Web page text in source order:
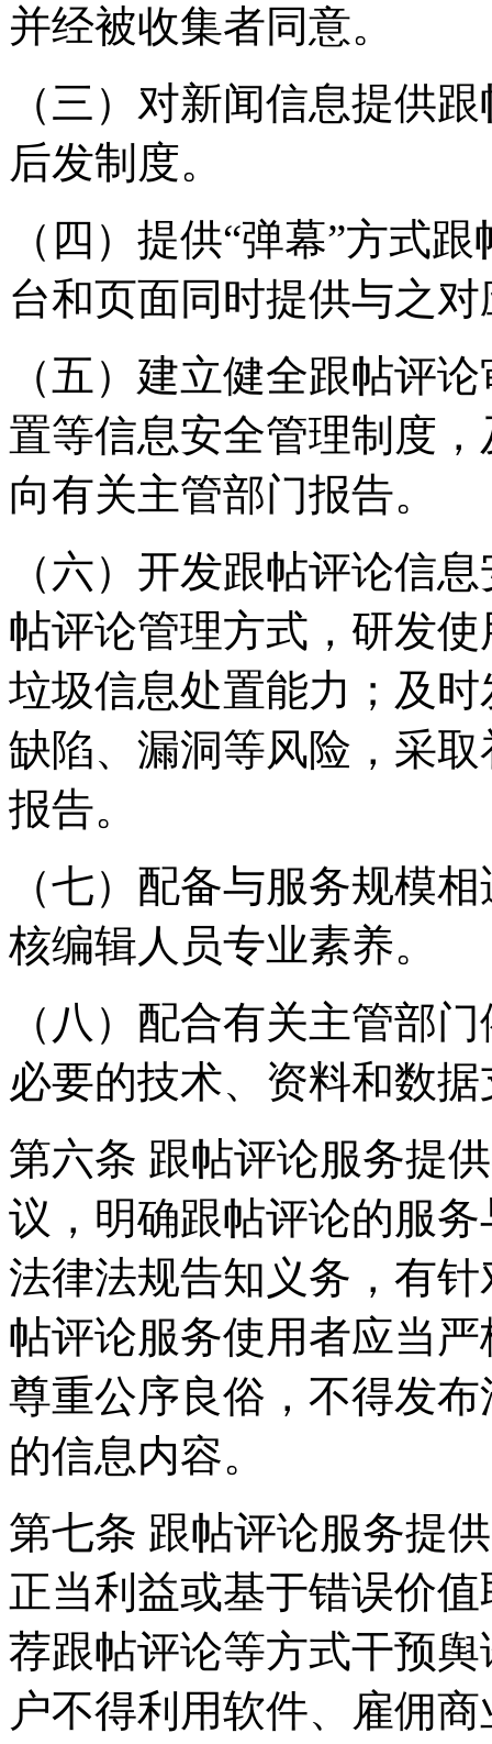
并经被收集者同意。
（三）对新闻信息提供
后发制度。
（四）提供“弹幕”方式
台和页面同时提供与之
（五）建立健全跟帖评
置等信息安全管理制度
向有关主管部门报告。
（六）开发跟帖评论信
帖评论管理方式，研发
垃圾信息处置能力；及
缺陷、漏洞等风险，采
报告。
（七）配备与服务规模
核编辑人员专业素养。
（八）配合有关主管部
必要的技术、资料和数
第六条 跟帖评论服务提
议，明确跟帖评论的服
法律法规告知义务，有
帖评论服务使用者应当
尊重公序良俗，不得发
的信息内容。
第七条 跟帖评论服务提
正当利益或基于错误价
荐跟帖评论等方式干预
户不得利用软件、雇佣